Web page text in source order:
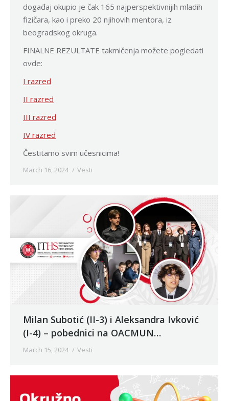
događaj okupio je čak 165 najperspektivnijih mladih
fizičara, kao i preko 20 njihovih mentora, iz
beogradskog okruga.
FINALNE REZULTATE takmičenja možete pogledati
ovde:
I razred
II razred
III razred
IV razred
Čestitamo svim učesnicima!
March 16, 2024 Vesti
Milan Subotić (II-3) i Aleksandra Ivković
(I-4) – pobednici na OACMUN
konferenciji
March 15, 2024 Vesti